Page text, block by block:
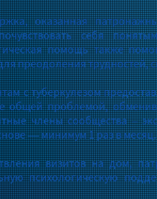
оказанная
себя
помощь также
преодоления трудностей,
с туберкулезом
общей проблемой,
члены сообщества –
— минимум 1 раз в
визитов на дом,
психологическую